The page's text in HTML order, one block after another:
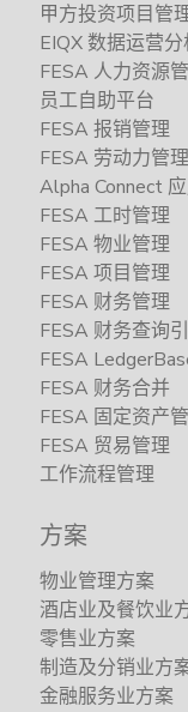
甲方投资项目管
EIQX 数据运营
FESA 人力资源
员工自助平台
FESA 报销管理
FESA 劳动力管理
Alpha Connect
FESA 工时管理
FESA 物业管理
FESA 项目管理
FESA 财务管理
FESA 财务查询
FESA
FESA 财务合并
FESA 固定资产
FESA 贸易管理
工作流程管理
方案
物业管理方案
酒店业及餐饮业
零售业方案
制造及分销业方
金融服务业方案